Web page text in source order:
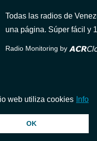
Todas las radios de
una página. Súper fácil y
Radio Monitoring by
© 2026 InstantAudio. Reservados
web utiliza cookies Info
OK